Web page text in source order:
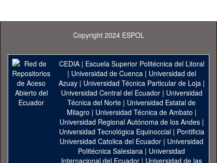
Copyright 2024 ESPOL
CEDIA| Escuela Superior Politécnica del Litoral
| Universidad de Cuenca| Universidad del
Azuay| Universidad Técnica Particular de Loja|
Universidad Central del Ecuador| Universidad
Técnica del Norte | Universidad Estatal de
Milagro | Universidad Técnica de Ambato |
Universidad Regional Autónoma de los Andes|
Universidad Tecnológica Equinoccial| Pontificia
Universidad Catolica del Ecuador | Universidad
Politécnica Salesiana | Universidad
Internacional del Ecuador | Universidad de las